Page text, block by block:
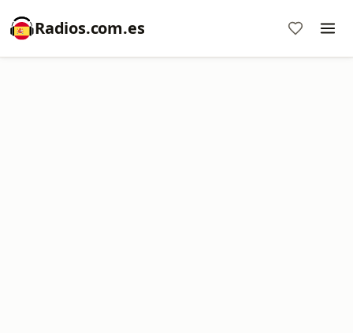
Radios.com.es